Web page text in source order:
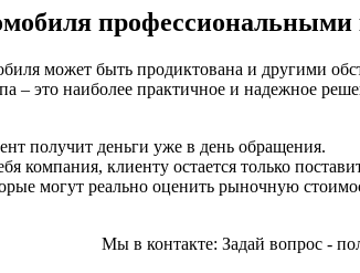
может быть продиктована и другими
– это наиболее практичное и надежное
получит деньги уже в день обращения.
компания, клиенту остается только
могут реально оценить рыночную
Мы в контакте: Задай вопрос -